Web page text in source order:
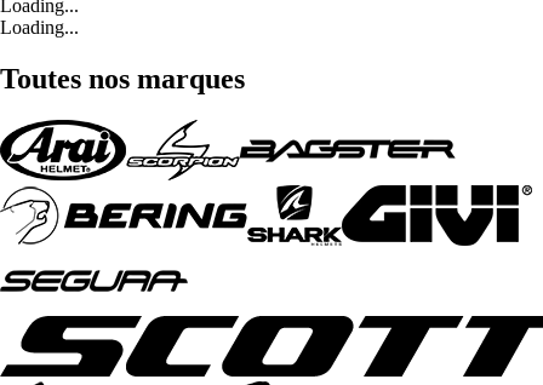
Loading...
Loading...
Toutes nos marques